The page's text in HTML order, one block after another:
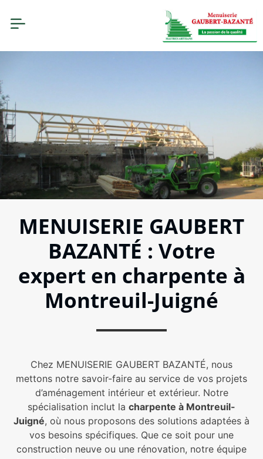
MENUISERIE GAUBERT
BAZANTÉ : Votre
expert en charpente à
Montreuil-Juigné
Chez MENUISERIE GAUBERT BAZANTÉ, nous
mettons notre savoir-faire au service de vos projets
d’aménagement intérieur et extérieur. Notre
spécialisation inclut la charpente à Montreuil-
Juigné, où nous proposons des solutions adaptées à
vos besoins spécifiques. Que ce soit pour une
construction neuve ou une rénovation, notre équipe